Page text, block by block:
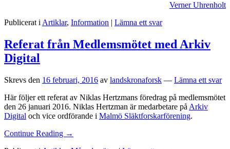
Verner Uhrenholt
Publicerat iArtiklar, Information Lämna ett svar
Referat från Medlemsmötet med Arkiv
Digital
Skrevs den 16 februari, 2016 av landskronaforsk — Lämna ett svar
Här följer ett referat av Niklas Hertzmans föredrag på medlemsmötet
den 26 januari 2016. Niklas Hertzman är medarbetare på Arkiv
Digital och vice ordförande i Malmö Släktforskarförening.
Continue Reading →